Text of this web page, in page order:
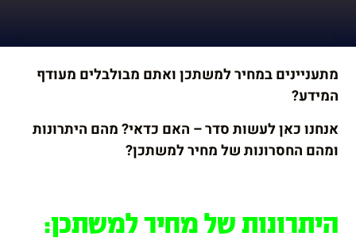
font_download סמן קישורים
לאפס
כל
האפשרויות
הצהרת נגישות
מתעניינים במחיר למשתכן ואתם מבולבלים מעודף
המידע?
אנחנו כאן לעשות סדר – האם כדאי? מהם היתרונות
ומהם החסרונות של מחיר למשתכן?
היתרונות של מחיר למשתכן: